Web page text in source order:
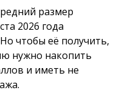
размер
2026 года
Но чтобы её получить,
нужно накопить
и иметь не